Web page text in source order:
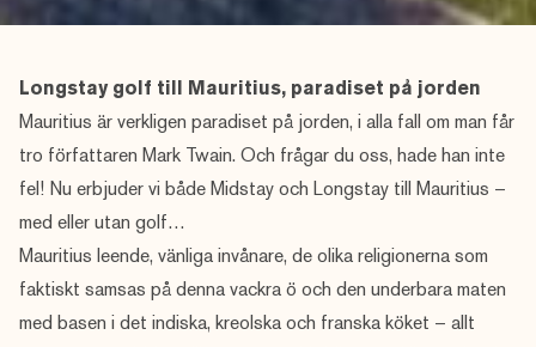
Longstay golf till Mauritius, paradiset på jorden
Mauritius är verkligen paradiset på jorden, i alla fall om man får
tro författaren Mark Twain. Och frågar du oss, hade han inte
fel! Nu erbjuder vi både Midstay och Longstay till Mauritius –
med eller utan golf…
Mauritius leende, vänliga invånare, de olika religionerna som
faktiskt samsas på denna vackra ö och den underbara maten
med basen i det indiska, kreolska och franska köket – allt